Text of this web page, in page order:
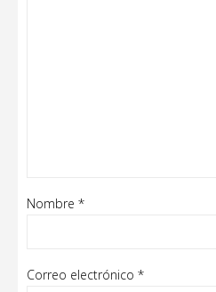
Nombre *
Correo electrónico *